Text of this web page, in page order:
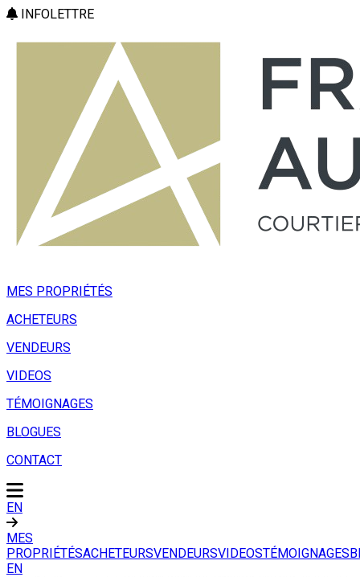
INFOLETTRE
MES PROPRIÉTÉS
ACHETEURS
VENDEURS
VIDEOS
TÉMOIGNAGES
BLOGUES
CONTACT
EN
MES
PROPRIÉTÉSACHETEURSVENDEURSVIDEOSTÉMOIGNAGES
EN